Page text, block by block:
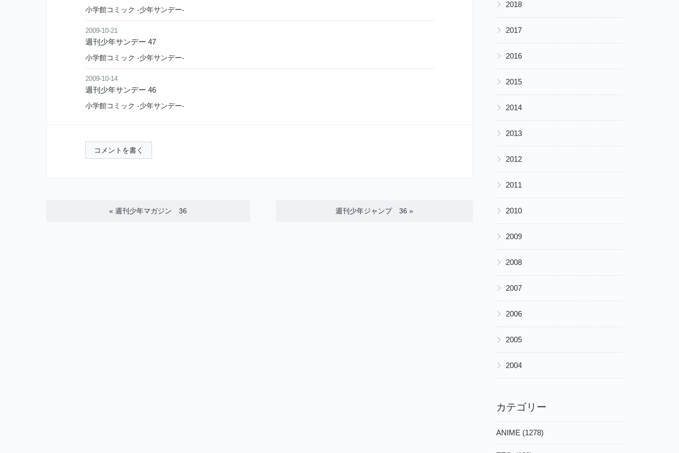
小学館コミック -少年サンデー-
2009-10-21
週刊少年サンデー 47
小学館コミック -少年サンデー-
2009-10-14
週刊少年サンデー 46
小学館コミック -少年サンデー-
コメントを書く
«週刊少年マガジン 36 週刊少年ジャンプ 36 »
2018
▶ 2017
▶ 2016
▶ 2015
▶ 2014
▶ 2013
▶ 2012
▶ 2011
▶ 2010
▶ 2009
▶ 2008
▶ 2007
▶ 2006
▶ 2005
▶ 2004
カテゴリー
ANIME (1278)